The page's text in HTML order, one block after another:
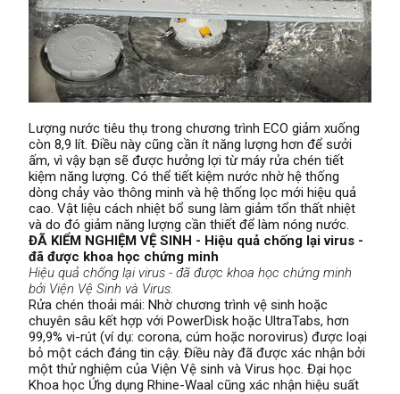
Lượng nước tiêu thụ trong chương trình ECO giảm xuống
còn 8,9 lít. Điều này cũng cần ít năng lượng hơn để sưởi
ấm, vì vậy bạn sẽ được hưởng lợi từ máy rửa chén tiết
kiệm năng lượng. Có thể tiết kiệm nước nhờ hệ thống
dòng chảy vào thông minh và hệ thống lọc mới hiệu quả
cao. Vật liệu cách nhiệt bổ sung làm giảm tổn thất nhiệt
và do đó giảm năng lượng cần thiết để làm nóng nước.
ĐÃ KIỂM NGHIỆM VỆ SINH - Hiệu quả chống lại virus -
đã được khoa học chứng minh
Hiệu quả chống lại virus - đã được khoa học chứng minh
bởi Viện Vệ Sinh và Virus.
Rửa chén thoải mái: Nhờ chương trình vệ sinh hoặc
chuyên sâu kết hợp với PowerDisk hoặc UltraTabs, hơn
99,9% vi-rút (ví dụ: corona, cúm hoặc norovirus) được loại
bỏ một cách đáng tin cậy. Điều này đã được xác nhận bởi
một thử nghiệm của Viện Vệ sinh và Virus học. Đại học
Khoa học Ứng dụng Rhine-Waal cũng xác nhận hiệu suất